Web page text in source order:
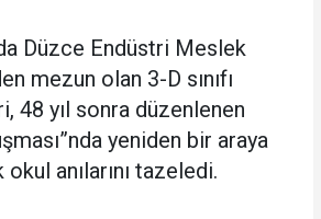
Düzce Endüstri Meslek
mezun olan 3-D sınıfı
48 yıl sonra düzenlenen
yeniden bir araya
anılarını tazeledi.